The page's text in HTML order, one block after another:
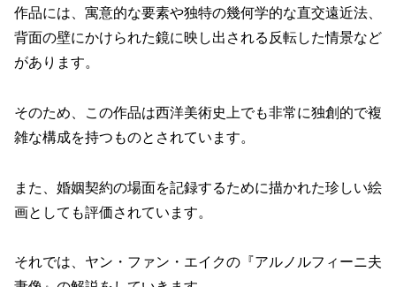
作品には、寓意的な要素や独特の幾何学的な直交遠近法、
背面の壁にかけられた鏡に映し出される反転した情景など
があります。
そのため、この作品は西洋美術史上でも非常に独創的で複
雑な構成を持つものとされています。
また、婚姻契約の場面を記録するために描かれた珍しい絵
画としても評価されています。
それでは、ヤン・ファン・エイクの『アルノルフィーニ夫